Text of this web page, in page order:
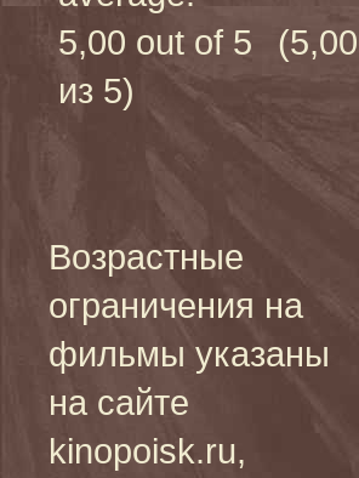
(5,00
из 5)
Возрастные
ограничения на
фильмы указаны
на сайте
kinopoisk.ru,